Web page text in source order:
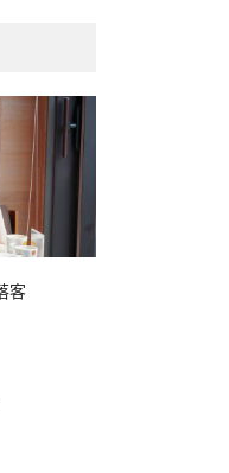
客